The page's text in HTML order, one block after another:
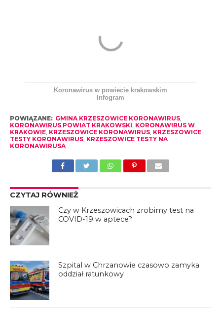
Koronawirus w powiecie krakowskim
Infogram
POWIĄZANE: GMINA KRZESZOWICE KORONAWIRUS,
KORONAWIRUS POWIAT KRAKOWSKI KORONAWIRUS W
KRAKOWIE, KRZESZOWICE KORONAWIRUS, KRZESZOWICE
TESTY KORONAWIRUS, KRZESZOWICE TESTY NA
KORONAWIRUSA
CZYTAJ RÓWNIEŻ
Czy w Krzeszowicach zrobimy test na
COVID-19 w aptece?
Szpital w Chrzanowie czasowo zamyka
oddział ratunkowy